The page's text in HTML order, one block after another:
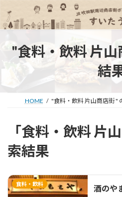
テ
ッ
ゲ
移
"食料・飲料 片
結
HOME "食料・飲料 片山商店街 "
「食料・飲料 片
索結果
食料・飲料 酒のや